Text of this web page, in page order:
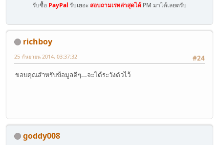
รับซื้อ PayPal รับเยอะ สอบถามเรทล่าสุดได้PM มาได้เลยตรับ
richboy
#24
25 กันยายน 2014, 03:37:32
ขอบคุณสำหรับข้อมูลดีๆ...จะได้ระวังตัวไว้
goddy008